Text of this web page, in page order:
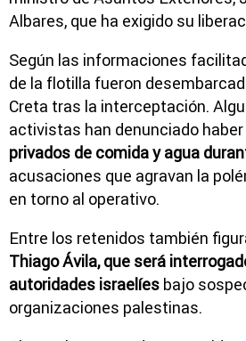
Albares, que ha exigido su
Según las informaciones
de la flotilla fueron
Creta tras la interceptación.
activistas han denunciado
privados de comida y agua
acusaciones que agravan la
en torno al operativo.
Entre los retenidos también
Thiago Ávila, que será
autoridades israelíes bajo
organizaciones palestinas.